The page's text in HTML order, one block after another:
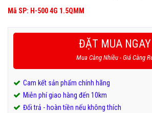
Mã SP: H-500 4G 1.5QMM
ĐẶT MUA NGAY
Mua Càng Nhiều - Giá Càng
Cam kết sản phẩm chính hãng
Miễn phí giao hàng đến 10km
Đổi trả - hoàn tiền nếu không thích